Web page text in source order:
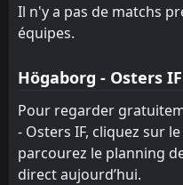
FT
02Nov
Osters IF
Il n'y a pas de matchs
équipes.
Högaborg - Osters
Pour regarder
- Osters IF, cliquez sur
parcourez le planning
direct aujourd’hui.